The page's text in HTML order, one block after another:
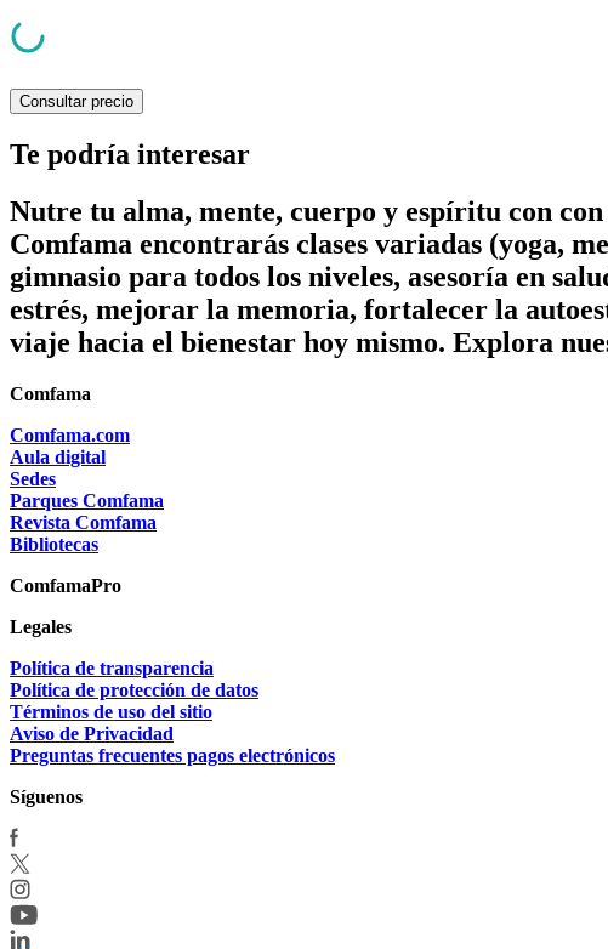
Consultar precio
Te podría interesar
Nutre tu alma, mente, cuerpo y espíritu con
Comfama encontrarás clases variadas (yoga,
gimnasio para todos los niveles, asesoría en
estrés, mejorar la memoria, fortalecer la
viaje hacia el bienestar hoy mismo. Explora
Comfama
Comfama.com
Aula digital
Sedes
Parques Comfama
Revista Comfama
Bibliotecas
ComfamaPro
Legales
Política de transparencia
Política de protección de datos
Términos de uso del sitio
Aviso de Privacidad
Preguntas frecuentes pagos electrónicos
Síguenos